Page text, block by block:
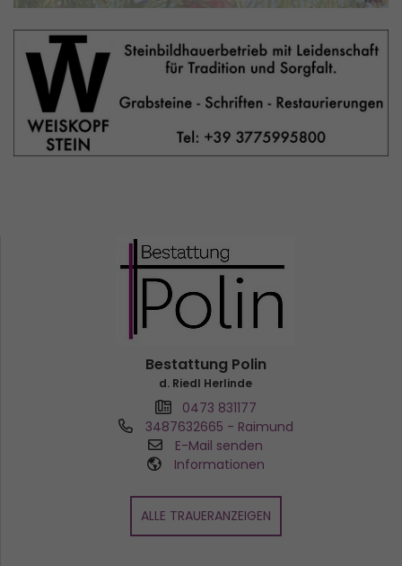
Bestattung Polin
d. Riedl Herlinde
0473 831177
3487632665 - Raimund
E-Mail senden
Informationen
ALLE TRAUERANZEIGEN